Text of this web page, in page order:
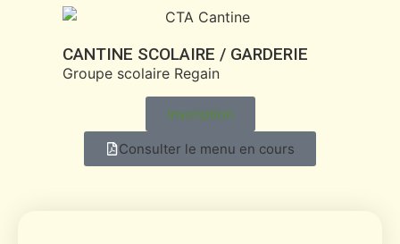
CANTINE SCOLAIRE / GARDERIE
Groupe scolaire Regain
Inscription
Consulter le menu en cours